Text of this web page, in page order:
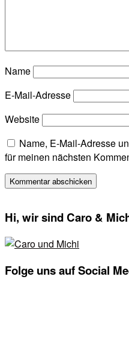
Name
E-Mail-Adresse
Website
Name, E-Mail-Adresse
für meinen nächsten
Hi, wir sind Caro &
Folge uns auf Social